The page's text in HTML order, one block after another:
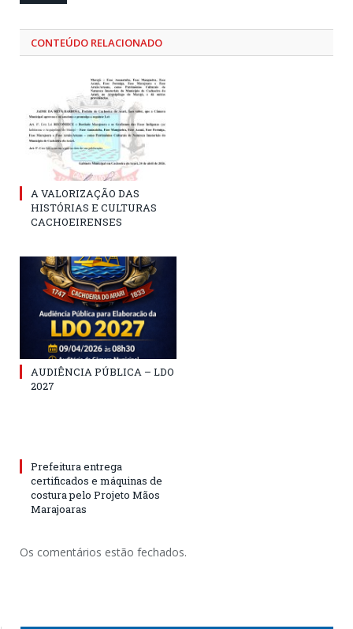
CONTEÚDO RELACIONADO
A VALORIZAÇÃO DAS
HISTÓRIAS E CULTURAS
CACHOEIRENSES
AUDIÊNCIA PÚBLICA – LDO
2027
Prefeitura entrega
certificados e máquinas de
costura pelo Projeto Mãos
Marajoaras
Os comentários estão fechados.